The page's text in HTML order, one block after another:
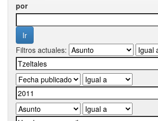
por
Filtros actuales: